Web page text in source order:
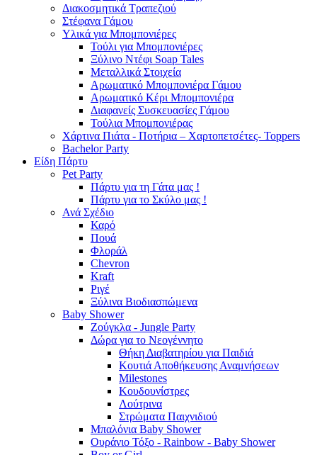
Διακοσμητικά Τραπεζιού
Στέφανα Γάμου
Υλικά για Μπομπονιέρες
Τούλι για Μπομπονιέρες
Ξύλινο Ντέφι Soap Tales
Μεταλλικά Στοιχεία
Αρωματικό Μπομπονιέρα Γάμου
Αρωματικό Κέρι Μπομπονιέρα
Διαφανείς Συσκευασίες Γάμου
Τούλια Μπομπονιέρας
Χάρτινα Πιάτα - Ποτήρια – Χαρτοπετσέτες- Toppers
Bachelor Party
Είδη Πάρτυ
Pet Party
Πάρτυ για τη Γάτα μας !
Πάρτυ για το Σκύλο μας !
Ανά Σχέδιο
Καρό
Πουά
Φλοράλ
Chevron
Kraft
Ριγέ
Ξύλινα Βιοδιασπώμενα
Baby Shower
Ζούγκλα - Jungle Party
Δώρα για το Νεογέννητο
Θήκη Διαβατηρίου για Παιδιά
Κουτιά Αποθήκευσης Αναμνήσεων
Milestones
Κουδουνίστρες
Λούτρινα
Στρώματα Παιχνιδιού
Μπαλόνια Baby Shower
Ουράνιο Τόξο - Rainbow - Baby Shower